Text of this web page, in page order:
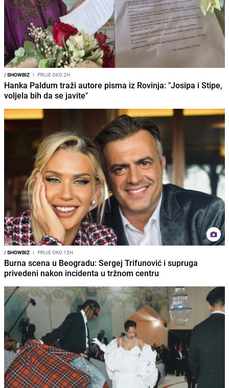
/SHOWBIZ I PRIJE OKO 2H
Hanka Paldum traži autore pisma iz Rovinja: "Josipa i Stipe,
voljela bih da se javite"
/SHOWBIZ I PRIJE OKO 15H
Burna scena u Beogradu: Sergej Trifunović i supruga
privedeni nakon incidenta u tržnom centru